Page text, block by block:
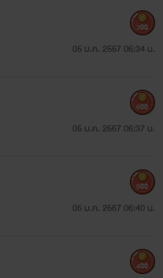
05 ม.ค. 2567 06:34 น.
300
05 ม.ค. 2567 06:37 น.
600
05 ม.ค. 2567 06:40 น.
500
400